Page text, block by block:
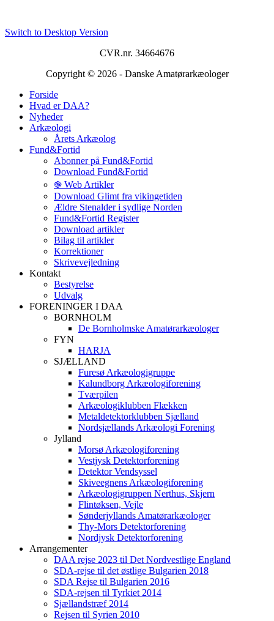
Switch to Desktop Version
CVR.nr. 34664676
Copyright © 2026 - Danske Amatørarkæologer
Forside
Hvad er DAA?
Nyheder
Arkæologi
Årets Arkæolog
Fund&Fortid
Abonner på Fund&Fortid
Download Fund&Fortid
֎ Web Artikler
Download Glimt fra vikingetiden
Ældre Stenalder i sydlige Norden
Fund&Fortid Register
Download artikler
Bilag til artikler
Korrektioner
Skrivevejledning
Kontakt
Bestyrelse
Udvalg
FORENINGER I DAA
BORNHOLM
De Bornholmske Amatørarkæologer
FYN
HARJA
SJÆLLAND
Furesø Arkæologigruppe
Kalundborg Arkæologiforening
Tværpilen
Arkæologiklubben Flækken
Metaldetektorklubben Sjælland
Nordsjællands Arkæologi Forening
Jylland
Morsø Arkæologiforening
Vestjysk Detektorforening
Detektor Vendsyssel
Skiveegnens Arkæologiforening
Arkæologigruppen Nerthus, Skjern
Flintøksen, Vejle
Sønderjyllands Amatørarkæologer
Thy-Mors Detektorforening
Nordjysk Detektorforening
Arrangementer
DAA rejse 2023 til Det Nordvestlige England
SDA-rejse til det østlige Bulgarien 2018
SDA Rejse til Bulgarien 2016
SDA-rejsen til Tyrkiet 2014
Sjællandstræf 2014
Rejsen til Syrien 2010